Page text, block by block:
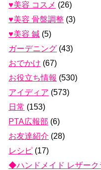
♥美容 コスメ (26)
♥美容 骨盤調整 (3)
♥美容 鍼 (5)
ガーデニング (43)
おでかけ (67)
お役立ち情報 (530)
アイディア (573)
日常 (153)
PTA広報部 (6)
お友達紹介 (28)
レシピ (17)
◆ハンドメイド レザーク